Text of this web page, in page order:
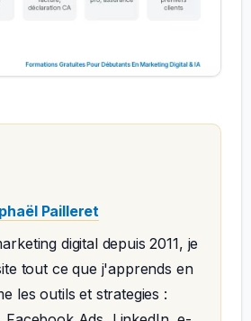
Pailleret
digital depuis 2011, je
tout ce que j'apprends en
les outils et strategies :